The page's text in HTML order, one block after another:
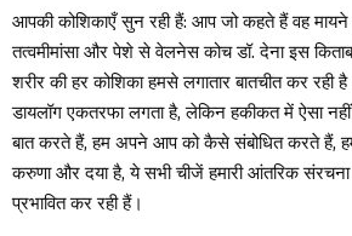
आपकी कोशिकाएँ सुन रही हैं: आप जो कहते हैं वह मायने
तत्वमीमांसा और पेशे से वेलनेस कोच डॉ. देना इस
शरीर की हर कोशिका हमसे लगातार बातचीत कर
डायलॉग एकतरफा लगता है, लेकिन हकीकत में ऐसा
बात करते हैं, हम अपने आप को कैसे संबोधित करते हैं,
करुणा और दया है, ये सभी चीजें हमारी आंतरिक
प्रभावित कर रही हैं।